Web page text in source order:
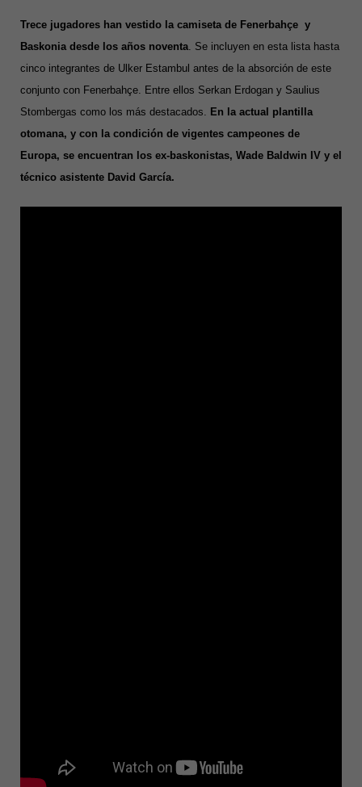
Trece jugadores han vestido la camiseta de Fenerbahçe y
Baskonia desde los años noventa . Se incluyen en esta lista hasta
cinco integrantes de Ulker Estambul antes de la absorción de este
conjunto con Fenerbahçe. Entre ellos Serkan Erdogan y Saulius
Stombergas como los más destacados.
En la actual plantilla
otomana, y con la condición de vigentes campeones de
Europa, se encuentran los ex-baskonistas, Wade Baldwin IV y el
técnico asistente David García.